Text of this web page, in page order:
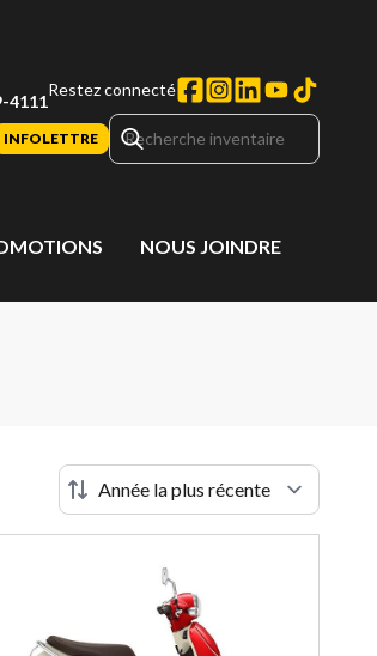
4111
Restez connecté
INFOLETTRE
NOUS JOINDRE